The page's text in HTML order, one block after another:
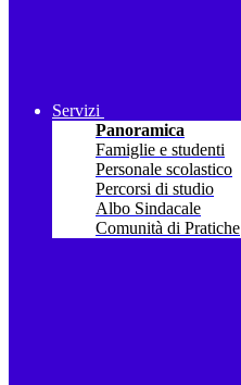
Servizi
Panoramica
Famiglie e studenti
Personale scolastico
Percorsi di studio
Albo Sindacale
Comunità di Pratiche